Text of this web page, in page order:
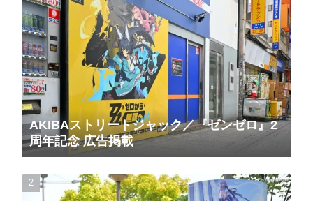
AKIBAストリートジャック／『ゼンゼロ』2
周年記念 広告掲載